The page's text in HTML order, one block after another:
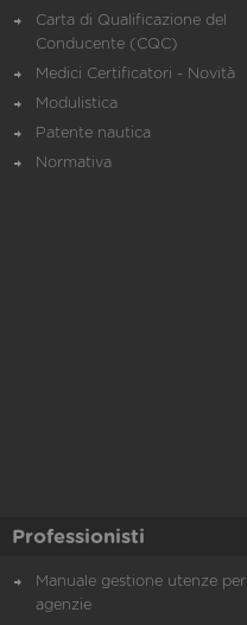
Carta di Qualificazione del
Conducente (CQC)
Medici Certificatori - Novità
Modulistica
Patente nautica
Normativa
Professionisti
Manuale gestione utenze per
agenzie